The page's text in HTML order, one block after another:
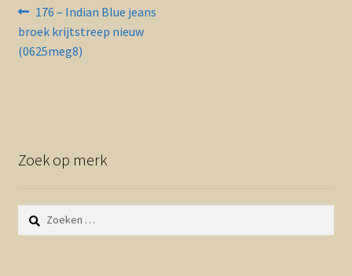
Bericht
navigatie
Vorig
bericht:
176 – Indian Blue jeans
broek krijtstreep nieuw
(0625meg8)
Zoek op merk
Zoeken
naar: